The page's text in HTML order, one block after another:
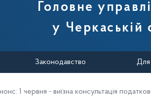
Головне
у Черкаській
Законодавство Для
1 червня - виїзна консультація